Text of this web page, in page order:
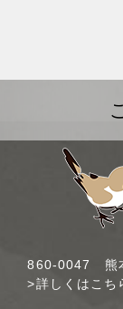
860-0047 熊
>詳しくはこち